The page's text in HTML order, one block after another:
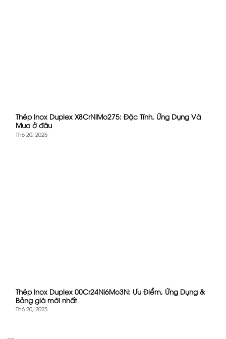
Thép Inox Duplex X8CrNiMo275: Đặc Tính, Ứng Dụng Và
Mua ở đâu
Th6 20, 2025
Thép Inox Duplex 00Cr24Ni6Mo3N: Ưu Điểm, Ứng Dụng &
Bảng giá mới nhất
Th6 20, 2025